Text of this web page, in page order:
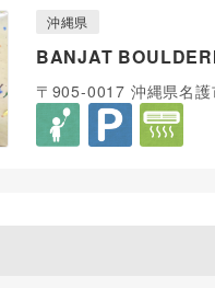
沖縄県
BANJAT
〒905-0017 沖縄県名